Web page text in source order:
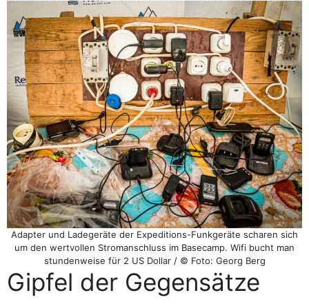
Adapter und Ladegeräte der Expeditions-Funkgeräte scharen sich
um den wertvollen Stromanschluss im Basecamp. Wifi bucht man
stundenweise für 2 US Dollar / © Foto: Georg Berg
Gipfel der Gegensätze